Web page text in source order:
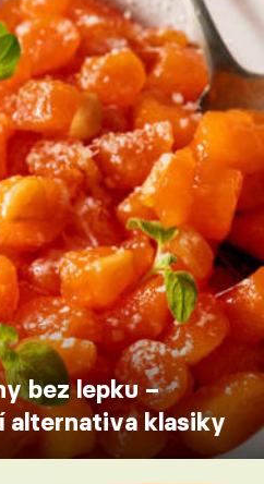
bez lepku –
alternativa klasiky